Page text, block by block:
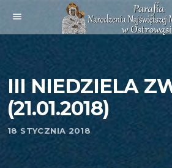
menu
III NIEDZIELA
(21.01.2018)
18 STYCZNIA 2018